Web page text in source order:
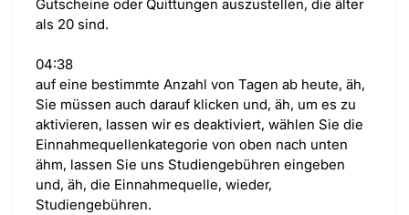
Gutscheine oder Quittungen auszustellen, die älter
als 20 sind.
04:38
auf eine bestimmte Anzahl von Tagen ab heute, äh,
Sie müssen auch darauf klicken und, äh, um es zu
aktivieren, lassen wir es deaktiviert, wählen Sie die
Einnahmequellenkategorie von oben nach unten
ähm, lassen Sie uns Studiengebühren eingeben
und, äh, die Einnahmequelle, wieder,
Studiengebühren.